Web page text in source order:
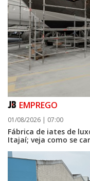
EMPREGO
01/08/2026 | 07:00
Fábrica de iates de
Itajaí; veja como se